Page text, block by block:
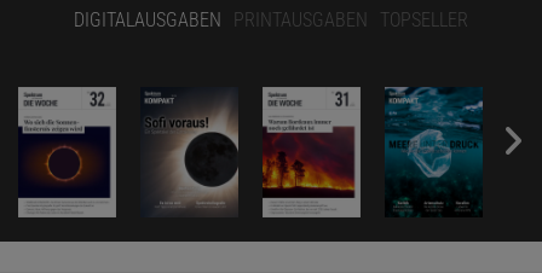
DIGITALAUSGABEN PRINTAUSGABEN TOPSELLER